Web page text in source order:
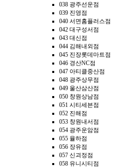
038 광주선운점
039 진영점
040 서면홈플러스점
042 대구성서점
043 대신점
044 김해내외점
045 진장롯데마트점
046 경산NC점
047 아티클중산점
048 광주상무점
049 울산삼산점
050 창원상남점
051 시티세븐점
052 진해점
053 창원내서점
054 광주운암점
055 율하점
056 장유점
057 신괴정점
058 유니시티점